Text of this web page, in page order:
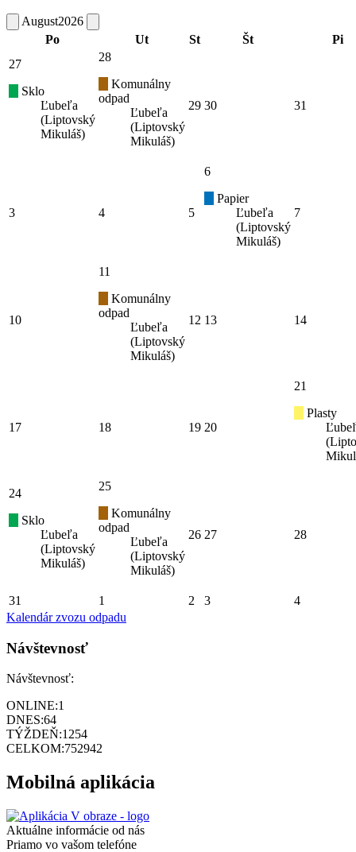
August2026
Po
Ut St Št
Pi
27
Sklo
Ľubeľa
(Liptovský
Mikuláš)
28
Komunálny
odpad
Ľubeľa
(Liptovský
Mikuláš)
29 30 31
3 4 5
6
Papier
Ľubeľa
(Liptovský
Mikuláš)
7
10
11
Komunálny
odpad
Ľubeľa
(Liptovský
Mikuláš)
12 13 14
17 18 19 20
21
Plasty
24
Sklo
Ľubeľa
(Liptovský
Mikuláš)
25
Komunálny
odpad
Ľubeľa
(Liptovský
Mikuláš)
26 27 28
31 1 2 3
4
Kalendár zvozu odpadu
Návštevnosť
Návštevnosť:
ONLINE:1
DNES:64
TÝŽDEŇ:1254
CELKOM:752942
Mobilná aplikácia
Aktuálne informácie od nás
Priamo vo vašom telefóne